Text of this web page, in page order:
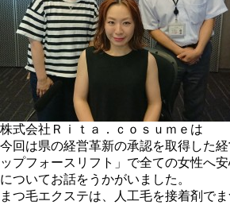
株式会社Ｒｉｔａ．ｃｏｓｕｍｅは
今回は県の経営革新の承認を取得した
ップフォースリフト」で全ての女性へ安
についてお話をうかがいました。
まつ毛エクステは、人工毛を接着剤で